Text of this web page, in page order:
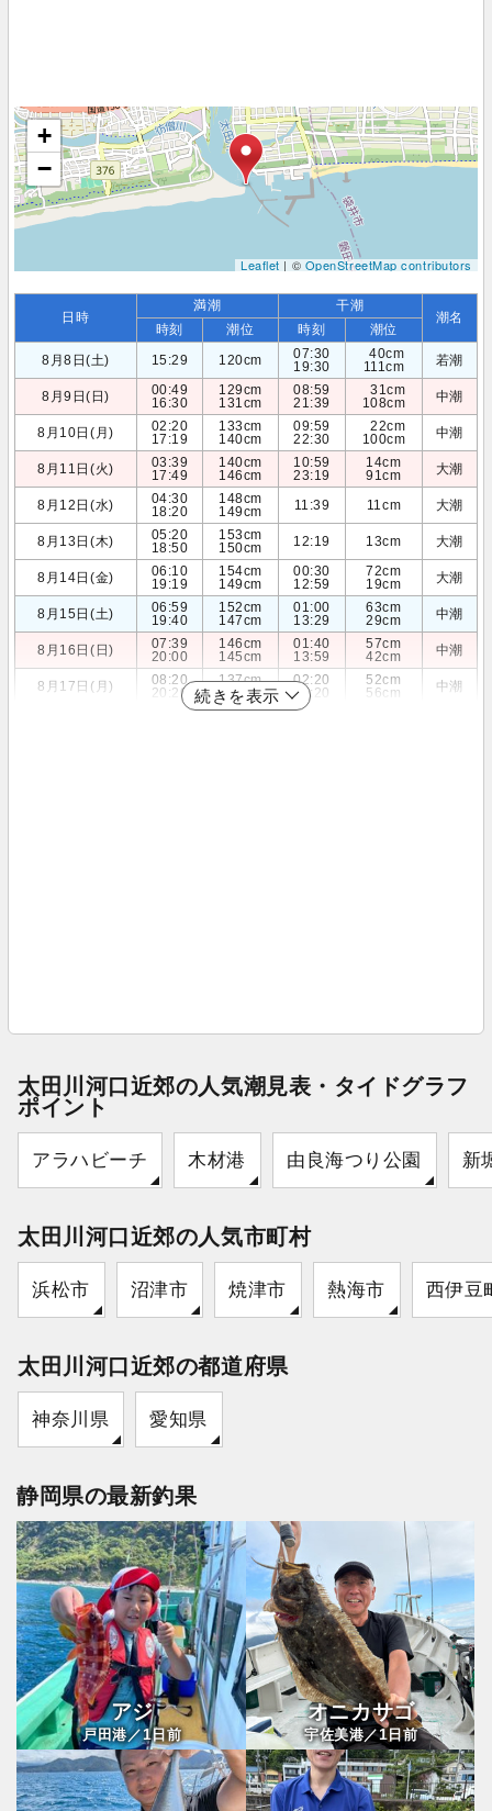
+
−
Leaflet| ©OpenStreetMap contributors
日時
満潮 干潮
潮名
時刻 潮位 時刻
潮位
8月8日(土)
15:29 120cm
07:30
19:30
40cm
111cm
若潮
8月9日(日)
00:49
16:30
129cm
131cm
08:59
21:39
31cm
108cm
中潮
8月10日(月)
02:20
17:19
133cm
140cm
09:59
22:30
22cm
100cm
中潮
8月11日(火)
03:39
17:49
140cm
146cm
10:59
23:19
14cm
91cm
大潮
8月12日(水)
04:30
18:20
148cm
149cm
11:39 11cm 大潮
8月13日(木)
05:20
18:50
153cm
150cm
12:19 13cm 大潮
8月14日(金)
06:10
19:19
154cm
149cm
00:30
12:59
72cm
19cm
大潮
8月15日(土)
06:59
19:40
152cm
147cm
01:00
13:29
63cm
29cm
中潮
8月16日(日)
07:39
20:00
146cm
145cm
01:40
13:59
57cm
42cm
中潮
8月17日(月)
08:20
20:20
137cm
142cm
02:20
14:20
52cm
56cm
中潮
続きを表示
太田川河口近郊の人気潮見表・タイドグラフ
ポイント
アラハビーチ 木材港 由良海つり公園 新
太田川河口近郊の人気市町村
浜松市 沼津市 焼津市 熱海市 西伊豆
太田川河口近郊の都道府県
神奈川県 愛知県
静岡県の最新釣果
アジ
戸田港／1日前
オニカサゴ
宇佐美港／1 日前